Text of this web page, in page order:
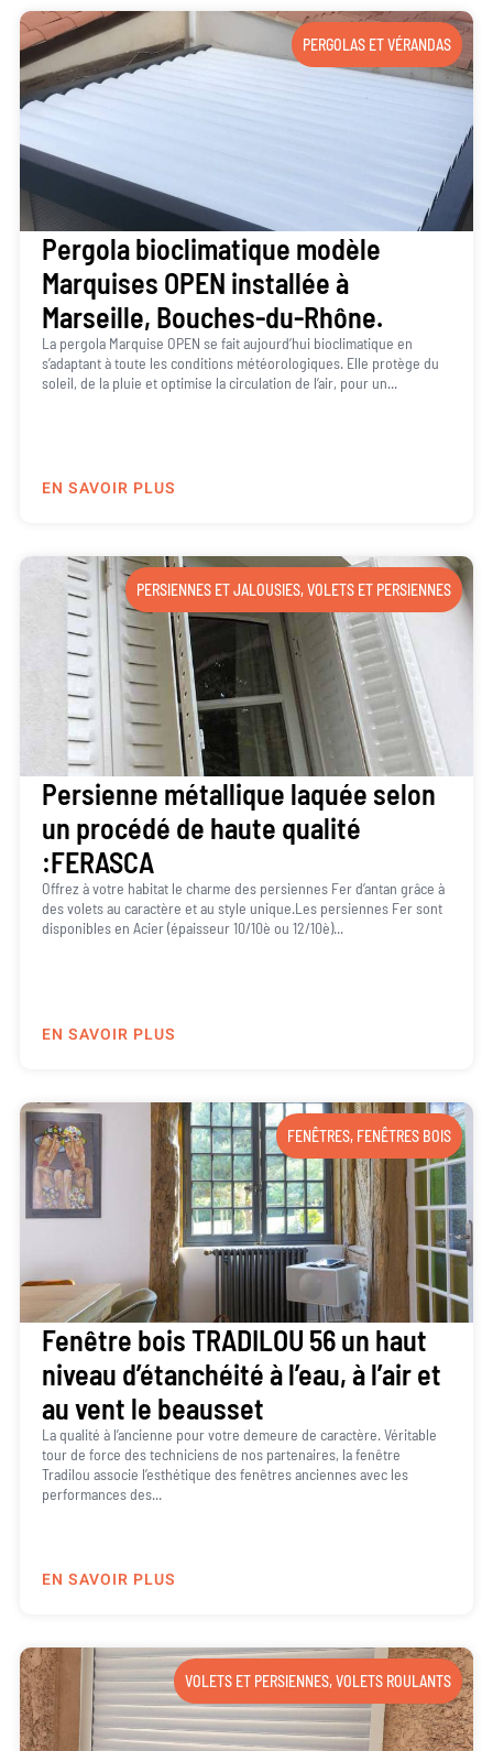
PERGOLAS ET VÉRANDAS
Pergola bioclimatique modèle
Marquises OPEN installée à
Marseille, Bouches-du-Rhône.
La pergola Marquise OPEN se fait aujourd’hui bioclimatique en
s’adaptant à toute les conditions météorologiques. Elle protège du
soleil, de la pluie et optimise la circulation de l’air, pour un...
EN SAVOIR PLUS
PERSIENNES ET JALOUSIES,VOLETS ET PERSIENNES
Persienne métallique laquée selon
un procédé de haute qualité
:FERASCA
Offrez à votre habitat le charme des persiennes Fer d’antan grâce à
des volets au caractère et au style unique.Les persiennes Fer sont
disponibles en Acier (épaisseur 10/10è ou 12/10è)...
EN SAVOIR PLUS
FENÊTRES, FENÊTRES BOIS
Fenêtre bois TRADILOU 56 un haut
niveau d’étanchéité à l’eau, à l’air et
au vent le beausset
La qualité à l’ancienne pour votre demeure de caractère. Véritable
tour de force des techniciens de nos partenaires, la fenêtre
Tradilou associe l’esthétique des fenêtres anciennes avec les
performances des...
EN SAVOIR PLUS
VOLETS ET PERSIENNES,VOLETS ROULANTS